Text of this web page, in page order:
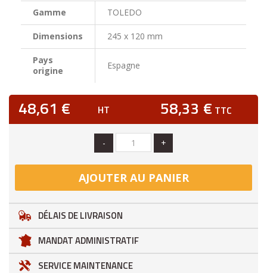
Gamme TOLEDO
Dimensions 245 x 120 mm
Pays
origine
Espagne
48,61 € HT 58,33 € TTC
- +
AJOUTER AU PANIER
DÉLAIS DE LIVRAISON
MANDAT ADMINISTRATIF
SERVICE MAINTENANCE